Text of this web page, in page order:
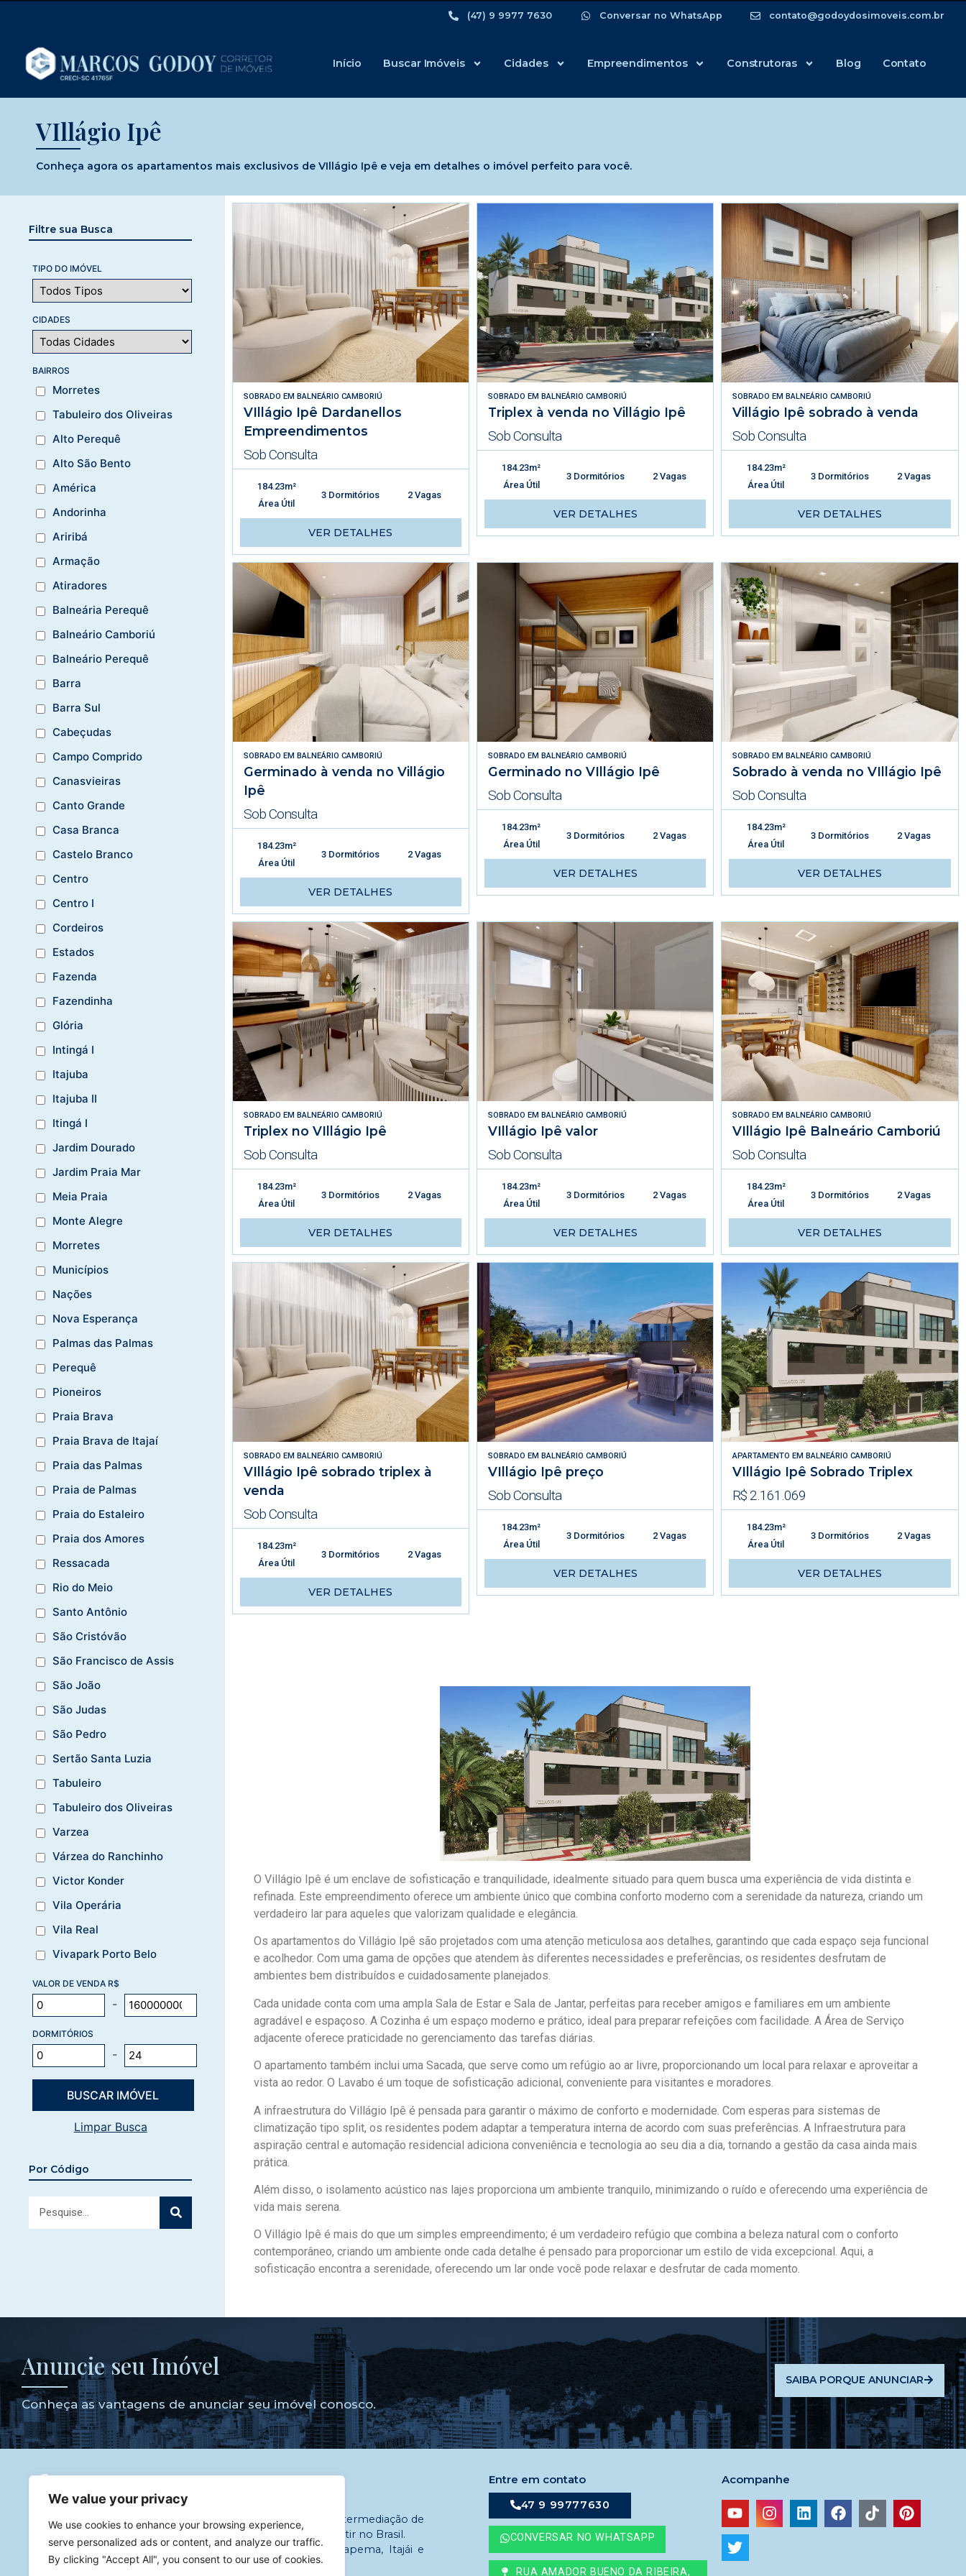
We value your privacy
We use cookies to enhance your browsing experience,
serve personalized ads or content, and analyze our traffic.
By clicking "Accept All", you consent to our use of cookies.
(47) 9 9977 7630 Conversar no WhatsApp contato@godoydosimoveis.com.br
Início Buscar Imóveis Cidades Empreendimentos Construtoras Blog Contato
VIllágio Ipê
Conheça agora os apartamentos mais exclusivos de VIllágio Ipê e veja em detalhes o imóvel perfeito para você.
Filtre sua Busca
TIPO DO IMÓVEL
CIDADES
BAIRROS
Morretes
Tabuleiro dos Oliveiras
Alto Perequê
Alto São Bento
América
Andorinha
Ariribá
Armação
Atiradores
Balneária Perequê
Balneário Camboriú
Balneário Perequê
Barra
Barra Sul
Cabeçudas
Campo Comprido
Canasvieiras
Canto Grande
Casa Branca
Castelo Branco
Centro
Centro I
Cordeiros
Estados
Fazenda
Fazendinha
Glória
Intingá I
Itajuba
Itajuba II
Itingá I
Jardim Dourado
Jardim Praia Mar
Meia Praia
Monte Alegre
Morretes
Municípios
Nações
Nova Esperança
Palmas das Palmas
Perequê
Pioneiros
Praia Brava
Praia Brava de Itajaí
Praia das Palmas
Praia de Palmas
Praia do Estaleiro
Praia dos Amores
Ressacada
Rio do Meio
Santo Antônio
São Cristóvão
São Francisco de Assis
São João
São Judas
São Pedro
Sertão Santa Luzia
Tabuleiro
Tabuleiro dos Oliveiras
Varzea
Várzea do Ranchinho
Victor Konder
Vila Operária
Vila Real
Vivapark Porto Belo
VALOR DE VENDA R$
-
DORMITÓRIOS
-
Limpar Busca
Por Código
SOBRADO EM BALNEÁRIO CAMBORIÚ
VIllágio Ipê Dardanellos
Empreendimentos
Sob Consulta
184.23m²
Área Útil
3 Dormitórios 2 Vagas
VER DETALHES
SOBRADO EMBALNEÁRIO CAMBORIÚ
Triplex à venda no Villágio Ipê
Sob Consulta
184.23m²
Área Útil
3 Dormitórios 2 Vagas
VER DETALHES
SOBRADO EMBALNEÁRIO CAMBORIÚ
Villágio Ipê sobrado à venda
Sob Consulta
184.23m²
Área Útil
3 Dormitórios 2 Vagas
VER DETALHES
SOBRADO EM BALNEÁRIO CAMBORIÚ
Germinado à venda no Villágio
Ipê
Sob Consulta
184.23m²
Área Útil
3 Dormitórios 2 Vagas
VER DETALHES
SOBRADO EMBALNEÁRIO CAMBORIÚ
Germinado no VIllágio Ipê
Sob Consulta
184.23m²
Área Útil
3 Dormitórios 2 Vagas
VER DETALHES
SOBRADO EMBALNEÁRIO CAMBORIÚ
Sobrado à venda no VIllágio Ipê
Sob Consulta
184.23m²
Área Útil
3 Dormitórios 2 Vagas
VER DETALHES
SOBRADO EM BALNEÁRIO CAMBORIÚ
Triplex no VIllágio Ipê
Sob Consulta
184.23m²
Área Útil
3 Dormitórios 2 Vagas
VER DETALHES
SOBRADO EMBALNEÁRIO CAMBORIÚ
VIllágio Ipê valor
Sob Consulta
184.23m²
Área Útil
3 Dormitórios 2 Vagas
VER DETALHES
SOBRADO EMBALNEÁRIO CAMBORIÚ
VIllágio Ipê Balneário Camboriú
Sob Consulta
184.23m²
Área Útil
3 Dormitórios 2 Vagas
VER DETALHES
SOBRADO EM BALNEÁRIO CAMBORIÚ
VIllágio Ipê sobrado triplex à
venda
Sob Consulta
184.23m²
Área Útil
3 Dormitórios 2 Vagas
VER DETALHES
SOBRADO EMBALNEÁRIO CAMBORIÚ
VIllágio Ipê preço
Sob Consulta
184.23m²
Área Útil
3 Dormitórios 2 Vagas
VER DETALHES
APARTAMENTO EMBALNEÁRIO CAMBORIÚ
VIllágio Ipê Sobrado Triplex
R$ 2.161.069
184.23m²
Área Útil
3 Dormitórios 2 Vagas
VER DETALHES
O Villágio Ipê é um enclave de sofisticação e tranquilidade, idealmente situado para quem busca uma experiência de vida distinta e
refinada. Este empreendimento oferece um ambiente único que combina conforto moderno com a serenidade da natureza, criando um
verdadeiro lar para aqueles que valorizam qualidade e elegância.
Os apartamentos do Villágio Ipê são projetados com uma atenção meticulosa aos detalhes, garantindo que cada espaço seja funcional
e acolhedor. Com uma gama de opções que atendem às diferentes necessidades e preferências, os residentes desfrutam de
ambientes bem distribuídos e cuidadosamente planejados.
Cada unidade conta com uma ampla Sala de Estar e Sala de Jantar, perfeitas para receber amigos e familiares em um ambiente
agradável e espaçoso. A Cozinha é um espaço moderno e prático, ideal para preparar refeições com facilidade. A Área de Serviço
adjacente oferece praticidade no gerenciamento das tarefas diárias.
O apartamento também inclui uma Sacada, que serve como um refúgio ao ar livre, proporcionando um local para relaxar e aproveitar a
vista ao redor. O Lavabo é um toque de sofisticação adicional, conveniente para visitantes e moradores.
A infraestrutura do Villágio Ipê é pensada para garantir o máximo de conforto e modernidade. Com esperas para sistemas de
climatização tipo split, os residentes podem adaptar a temperatura interna de acordo com suas preferências. A Infraestrutura para
aspiração central e automação residencial adiciona conveniência e tecnologia ao seu dia a dia, tornando a gestão da casa ainda mais
prática.
Além disso, o isolamento acústico nas lajes proporciona um ambiente tranquilo, minimizando o ruído e oferecendo uma experiência de
vida mais serena.
O Villágio Ipê é mais do que um simples empreendimento; é um verdadeiro refúgio que combina a beleza natural com o conforto
contemporâneo, criando um ambiente onde cada detalhe é pensado para proporcionar um estilo de vida excepcional. Aqui, a
sofisticação encontra a serenidade, oferecendo um lar onde você pode relaxar e desfrutar de cada momento.
Anuncie seu Imóvel
Conheça as vantagens de anunciar seu imóvel conosco.
SAIBA PORQUE ANUNCIAR
Godoy dos Imóveis
Corretor de Imóveis especialista em intermediação de
imóveis de luxo com atuação na melhor cidade para se investir no Brasil.
Atendendo diversas cidades como Balneário Camboriú, Itapema, Itajái e
Praia Brava.
Entre em contato
47 9 99777630
CONVERSAR NO WHATSAPP
RUA AMADOR BUENO DA RIBEIRA,
Acompanhe